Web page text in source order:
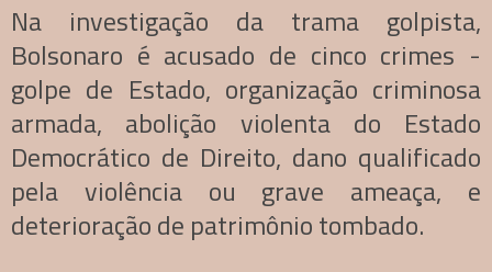
Na investigação da trama golpista,
Bolsonaro é acusado de cinco crimes -
golpe de Estado, organização criminosa
armada, abolição violenta do Estado
Democrático de Direito, dano qualificado
pela violência ou grave ameaça, e
deterioração de patrimônio tombado.